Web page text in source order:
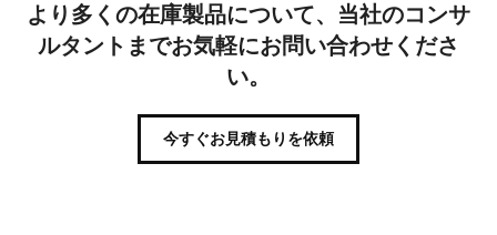
より多くの在庫製品について、当社のコンサ
ルタントまでお気軽にお問い合わせくださ
い。
今すぐお見積もりを依頼